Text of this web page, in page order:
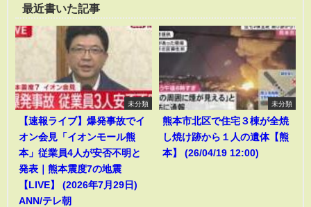
最近書いた記事
未分類
【速報ライブ】爆発事故でイ
オン会見「イオンモール熊
本」従業員4人が安否不明と
発表｜熊本震度7の地震
【LIVE】 (2026年7月29日)
ANN/テレ朝
未分類
熊本市北区で住宅３棟が全焼
し焼け跡から１人の遺体【熊
本】 (26/04/19 12:00)